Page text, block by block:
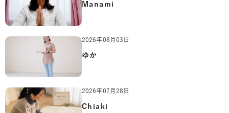
Manami
2026年08月03日
ゆか
2026年07月28日
Chiaki